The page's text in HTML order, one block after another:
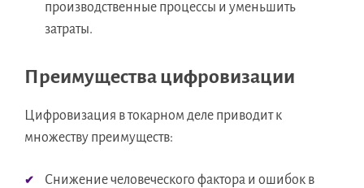
производственные процессы и уменьшить
затраты.
Преимущества цифровизации
Цифровизация в токарном деле приводит к
множеству преимуществ:
Снижение человеческого фактора и ошибок в